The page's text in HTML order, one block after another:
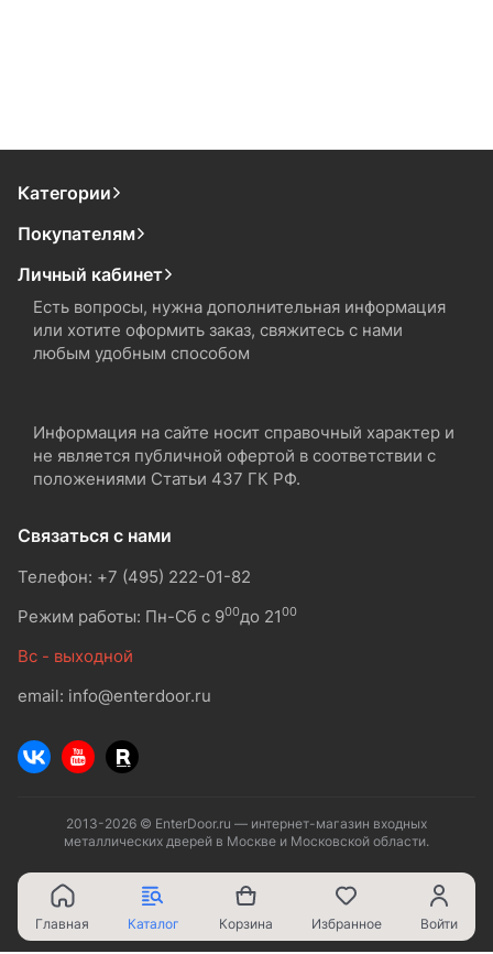
Категории
Покупателям
Личный кабинет
Есть вопросы, нужна дополнительная информация
или хотите оформить заказ, свяжитесь с нами
любым удобным способом
Информация на сайте носит справочный характер и
не является публичной офертой в соответствии с
положениями Статьи 437 ГК РФ.
Связаться с нами
Телефон: +7 (495) 222-01-82
Режим работы: Пн-Сб с 900до 2100
Вс - выходной
email: info@enterdoor.ru
2013-2026 © EnterDoor.ru — интернет-магазин входных
металлических дверей в Москве и Московской области.
Главная Каталог Корзина Избранное Войти